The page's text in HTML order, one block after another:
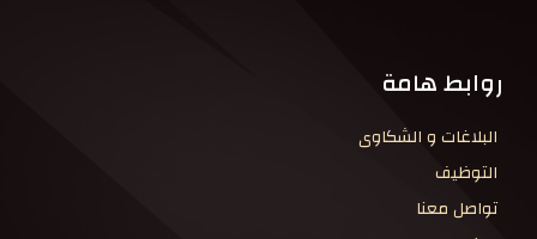
روابط هامة
البلاغات و الشكاوى
التوظيف
تواصل معنا